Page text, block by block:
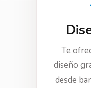
Te
diseño
desde